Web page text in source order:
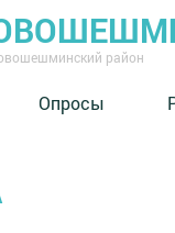
район
Опросы